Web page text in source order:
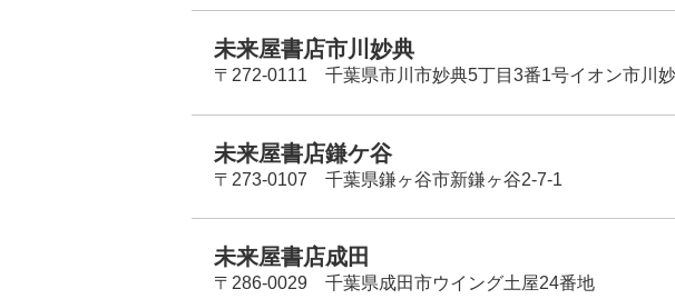
未来屋書店市川妙典
〒272-0111 千葉県市川市妙典5丁目3番1号イオン市川
未来屋書店鎌ケ谷
〒273-0107 千葉県鎌ヶ谷市新鎌ヶ谷2-7-1
未来屋書店成田
〒286-0029 千葉県成田市ウイング土屋24番地